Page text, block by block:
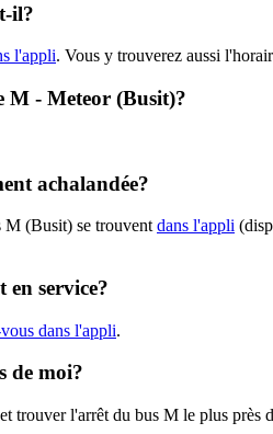
il?
l'appli. Vous y trouverez aussi
M - Meteor (Busit)?
achalandée?
M (Busit) se trouvent dans l'appli
en service?
dans l'appli.
de moi?
trouver l'arrêt du bus M le plus près